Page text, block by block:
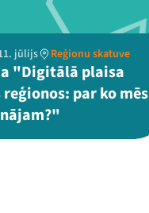
jūlijs Reģionu skatuve
"Digitālā plaisa
par ko mēs